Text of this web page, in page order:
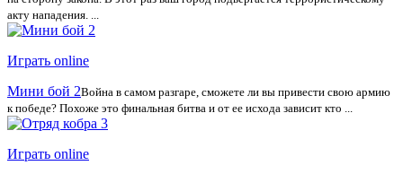
акту нападения. ...
Играть online
Мини бой 2Война в самом разгаре, сможете ли вы привести свою армию
к победе? Похоже это финальная битва и от ее исхода зависит кто ...
Играть online